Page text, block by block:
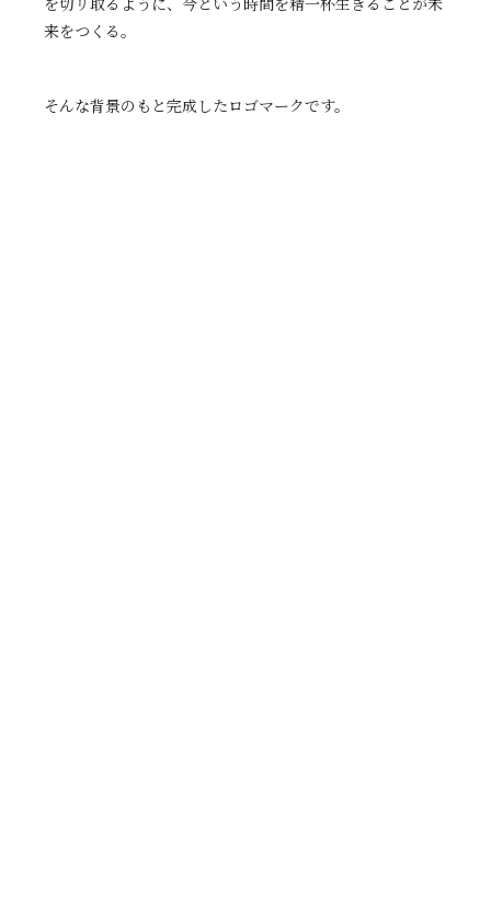
来をつくる。
そんな背景のもと完成したロゴマークです。